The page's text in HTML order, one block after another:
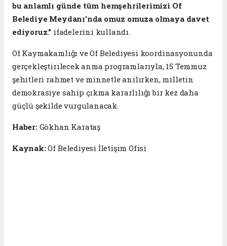
bu anlamlı günde tüm hemşehrilerimizi Of
Belediye Meydanı'nda omuz omuza olmaya davet
ediyoruz." ifadelerini kullandı.
Of Kaymakamlığı ve Of Belediyesi koordinasyonunda
gerçekleştirilecek anma programlarıyla, 15 Temmuz
şehitleri rahmet ve minnetle anılırken, milletin
demokrasiye sahip çıkma kararlılığı bir kez daha
güçlü şekilde vurgulanacak.
Haber: Gökhan Karataş
Kaynak:Of Belediyesi İletişim Ofisi